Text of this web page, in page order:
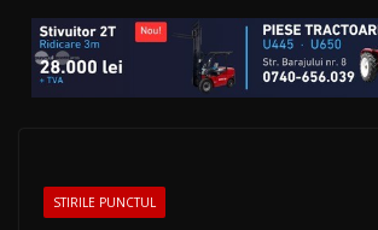
STIRILE PUNCTUL